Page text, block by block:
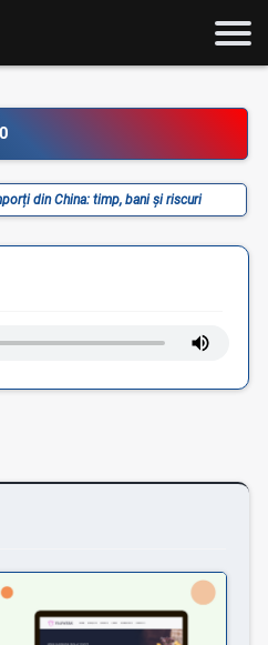
din China: timp, bani și riscuri